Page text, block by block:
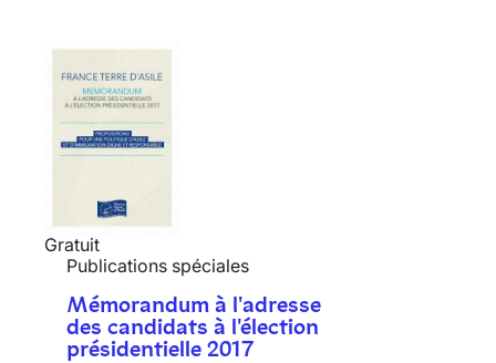
Gratuit
Publications spéciales
Mémorandum à l'adresse
des candidats à l'élection
présidentielle 2017